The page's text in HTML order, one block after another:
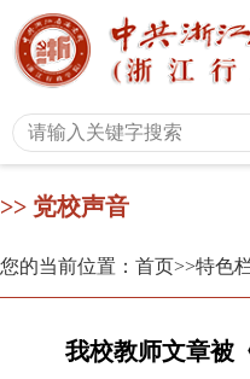
>> 党校声音
您的当前位置：首页>>特色
我校教师文章被